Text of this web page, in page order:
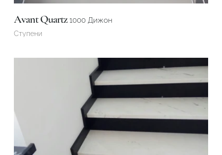
Avant Quartz1000 Дижон
Ступени